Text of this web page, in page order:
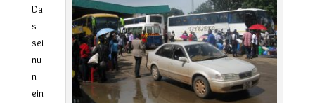
Da
s
sei
nu
n
ein